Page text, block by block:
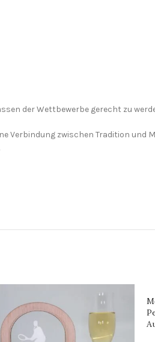
der Wettbewerbe gerecht zu
Verbindung zwischen Tradition und